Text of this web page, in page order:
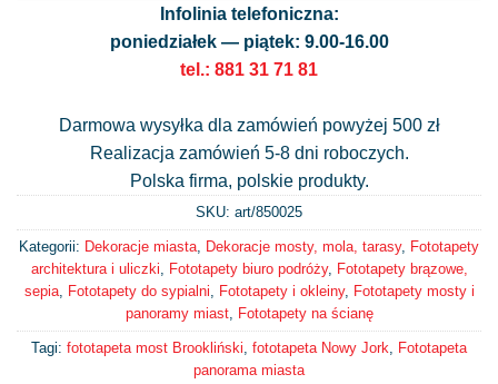
Infolinia telefoniczna:
poniedziałek — piątek: 9.00-16.00
tel.: 881 31 71 81
Darmowa wysyłka dla zamówień powyżej 500 zł
Realizacja zamówień 5-8 dni roboczych.
Polska firma, polskie produkty.
SKU: art/850025
Kategorii: Dekoracje miasta Dekoracje mosty, mola, tarasy, Fototapety
architektura i uliczki
Fototapety biuro podróży, Fototapety brązowe,
sepia, Fototapety do sypialni Fototapety i okleiny, Fototapety mosty i
panoramy miast, Fototapety na ścianę
Tagi: fototapeta most Brookliński fototapeta Nowy Jork
Fototapeta
panorama miasta